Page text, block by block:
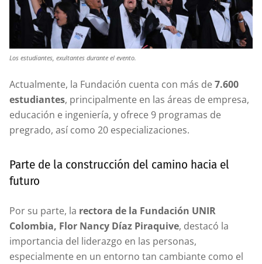
Los estudiantes, exultantes durante el evento.
Actualmente, la Fundación cuenta con más de7.600
estudiantes, principalmente en las áreas de empresa,
educación e ingeniería, y ofrece 9 programas de
pregrado, así como 20 especializaciones.
Parte de la construcción del camino hacia el
futuro
Por su parte, la rectora de la Fundación UNIR
Colombia, Flor Nancy Díaz Piraquive, destacó la
importancia del liderazgo en las personas,
especialmente en un entorno tan cambiante como el